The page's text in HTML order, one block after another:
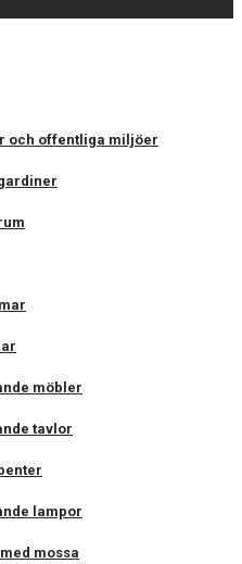
och offentliga miljöer
möbler
tavlor
lampor
mossa